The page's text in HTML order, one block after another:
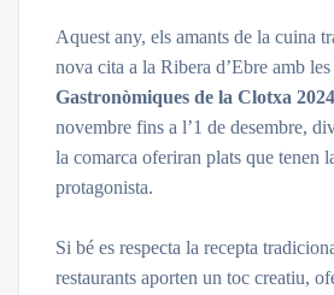
Aquest any, els amants de la cuina
nova cita a la Ribera d’Ebre amb les
Gastronòmiques de la Clotxa 2024
novembre fins a l’1 de desembre,
la comarca oferiran plats que tenen
protagonista.
Si bé es respecta la recepta
restaurants aporten un toc creatiu,